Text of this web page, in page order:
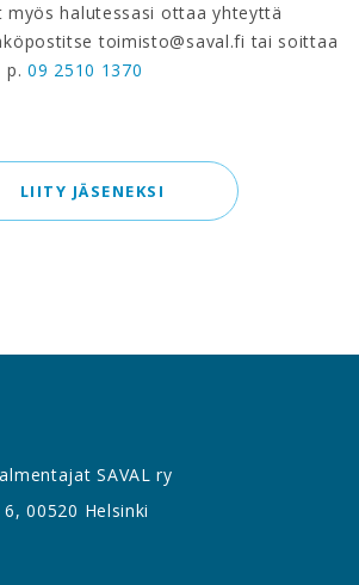
myös halutessasi ottaa yhteyttä
toimisto@saval.fi tai soittaa
p. 09 2510 1370
LIITY JÄSENEKSI
SAVAL ry
00520 Helsinki